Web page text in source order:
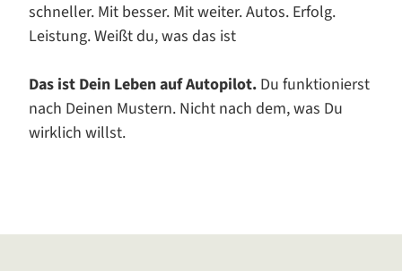
schneller. Mit besser. Mit weiter. Autos. Erfolg.
Leistung. Weißt du, was das ist
Das ist Dein Leben auf Autopilot. Du funktionierst
nach Deinen Mustern. Nicht nach dem, was Du
wirklich willst.